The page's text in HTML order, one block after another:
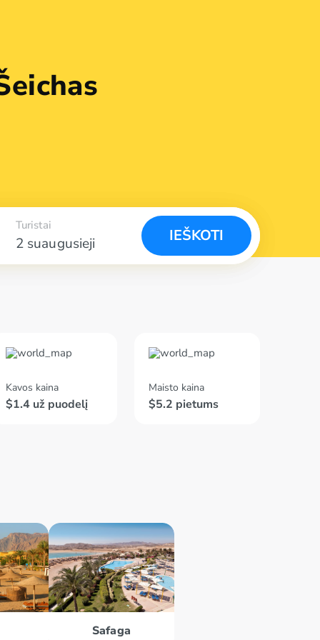
2 suaugusieji
Turistai
IEŠKOTI
Kavos kaina
$1.4 už puodelį
Maisto kaina
$5.2 pietums
Safaga